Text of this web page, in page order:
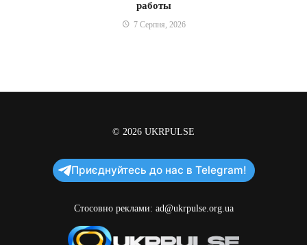
работы
7 Серпня, 2026
© 2026 UKRPULSE
Приєднуйтесь до нас в Telegram!
Стосовно реклами: ad@ukrpulse.org.ua